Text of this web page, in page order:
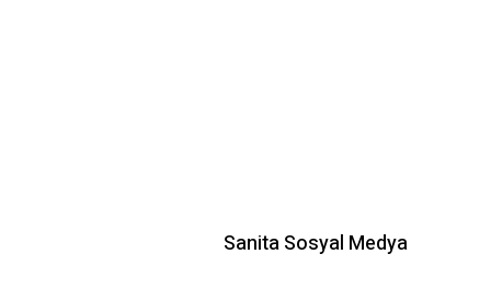
Sanita Sosyal Medya